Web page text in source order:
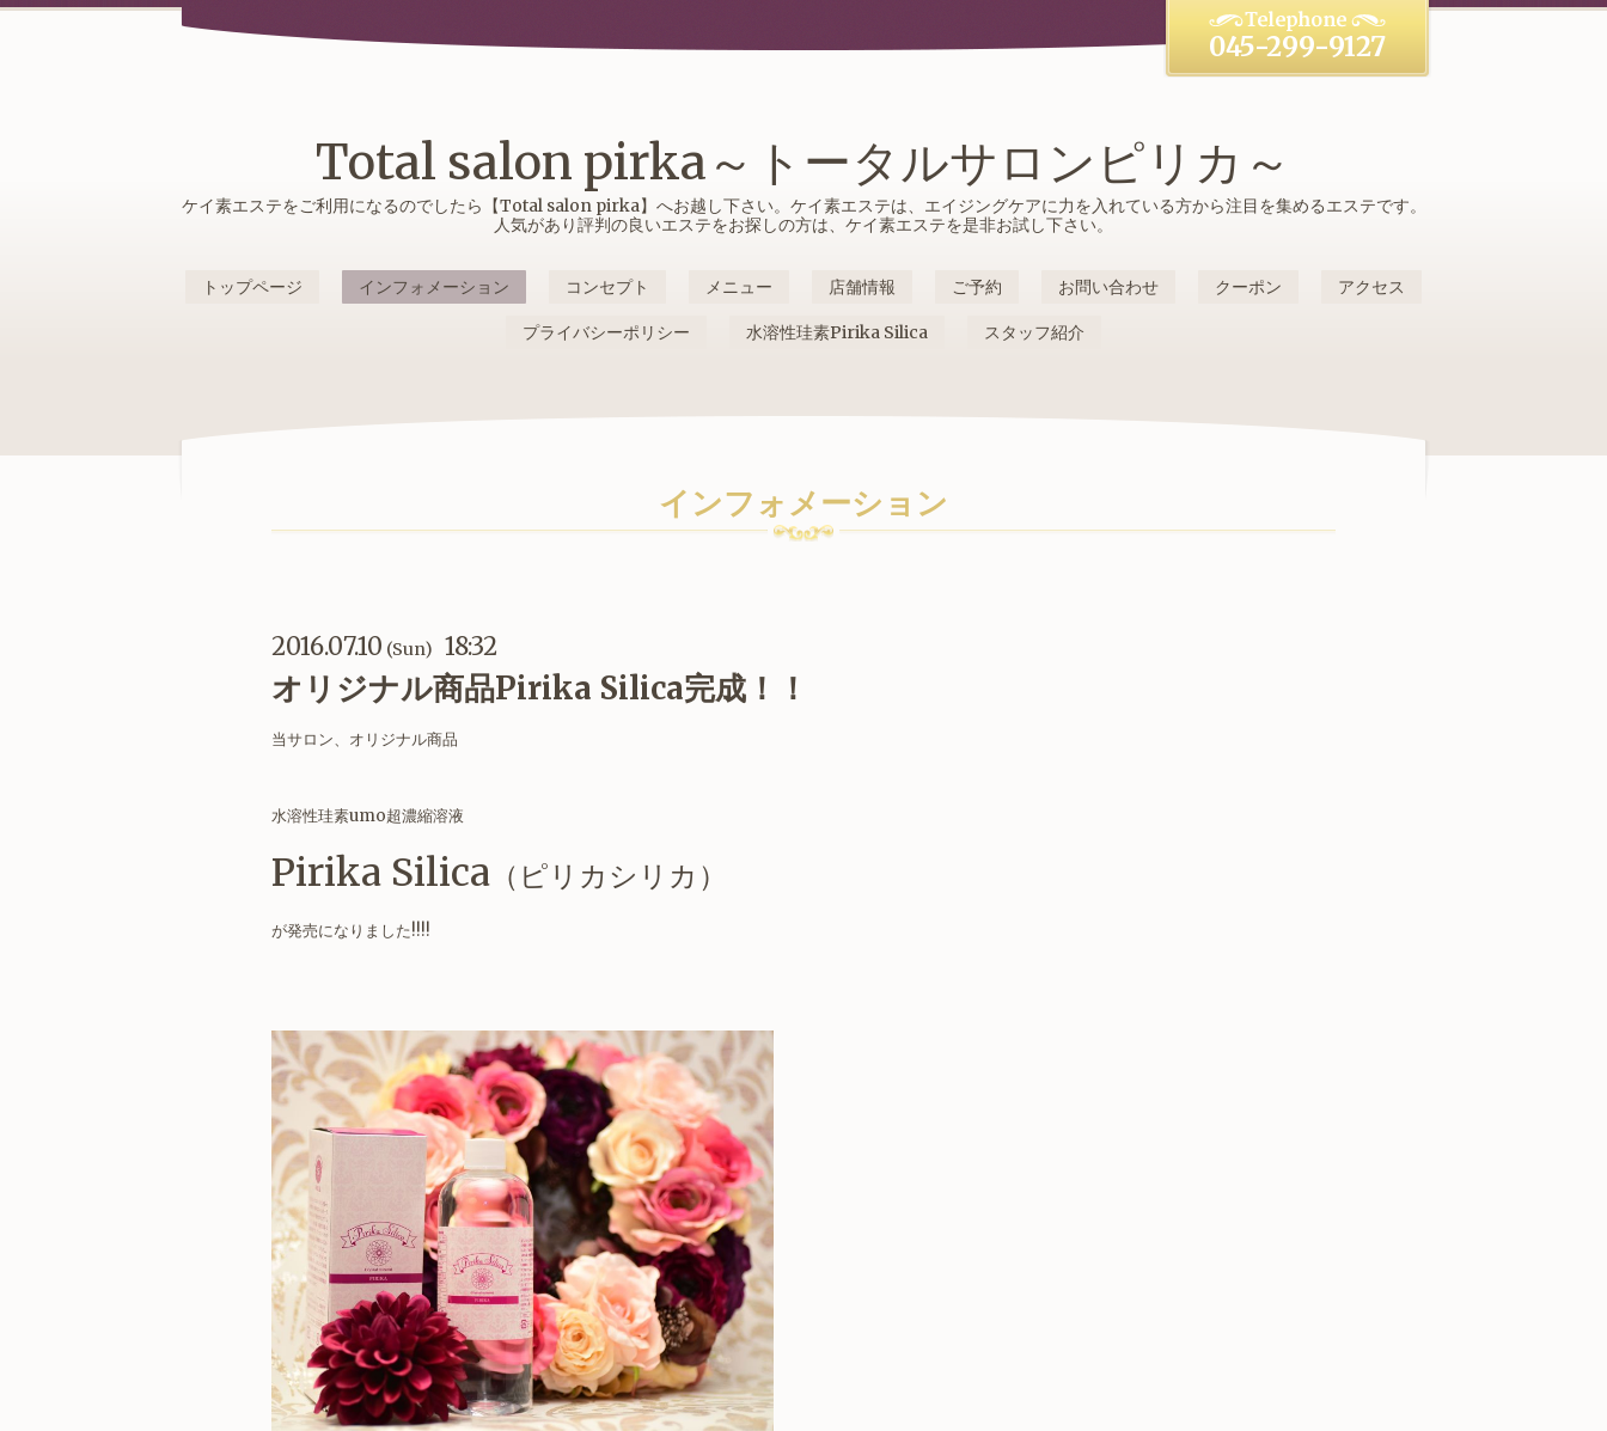
Total salon pirka～トータルサロンピリカ～
ケイ素エステをご利用になるのでしたら【Total salon pirka】へお越し下さい。ケイ素エステは、エイジングケアに力を入れている方から注目を集めるエステです。
人気があり評判の良いエステをお探しの方は、ケイ素エステを是非お試し下さい。
045-299-9127
トップページ インフォメーション コンセプト メニュー 店舗情報 ご予約 お問い合わせ クーポン アクセス
プライバシーポリシー 水溶性珪素Pirika Silica スタッフ紹介
インフォメーション
2016.07.10 (Sun) 18:32
オリジナル商品Pirika Silica完成！！
当サロン、オリジナル商品
水溶性珪素umo超濃縮溶液
Pirika Silica （ピリカシリカ）
が発売になりました!!!!